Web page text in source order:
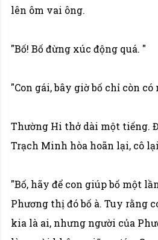
lên ôm vai ông.
"Bố! Bố đừng xúc động quá. "
"Con gái, bây giờ bố chỉ còn
Thường Hi thở dài một tiếng.
Trạch Minh hòa hoãn lại, cô
"Bố, hãy để con giúp bố một
Phương thị đó bố à. Tuy rằng
kia là ai, nhưng người của